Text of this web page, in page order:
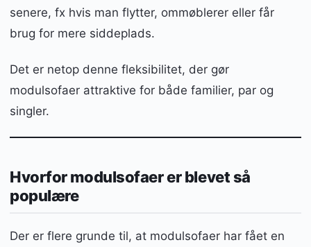
senere, fx hvis man flytter, ommøblerer eller får
brug for mere siddeplads.
Det er netop denne fleksibilitet, der gør
modulsofaer attraktive for både familier, par og
singler.
Hvorfor modulsofaer er blevet så
populære
Der er flere grunde til, at modulsofaer har fået en